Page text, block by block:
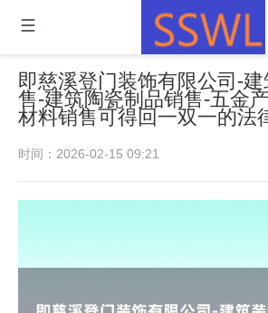
即慈溪登门装饰有限公司-
售-建筑陶瓷制品销售-五金
材料销售可得回一双一的法
时间：2026-02-15 09:21